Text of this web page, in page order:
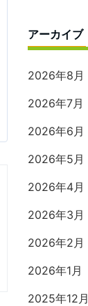
アーカイブ
2026年8月
2026年7月
2026年6月
2026年5月
2026年4月
2026年3月
2026年2月
2026年1月
2025年12月